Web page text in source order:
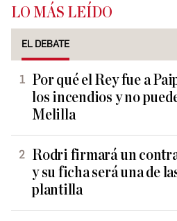
LO MÁS LEÍDO
EL DEBATE
Por qué el Rey fue a
los incendios y no
Melilla
Rodri firmará un
y su ficha será una de
plantilla